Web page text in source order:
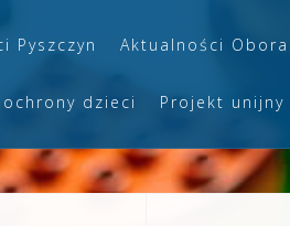
Pyszczyn Aktualności Obora
dzieci Projekt unijny